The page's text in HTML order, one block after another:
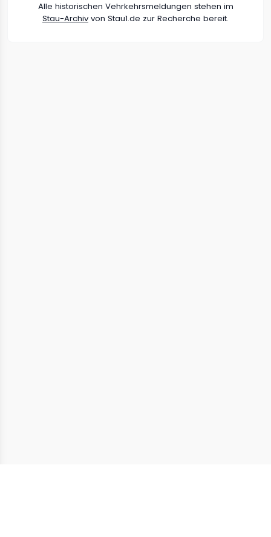
Alle historischen Vehrkehrsmeldungen stehen im
Stau-Archiv von Stau1.de zur Recherche bereit.